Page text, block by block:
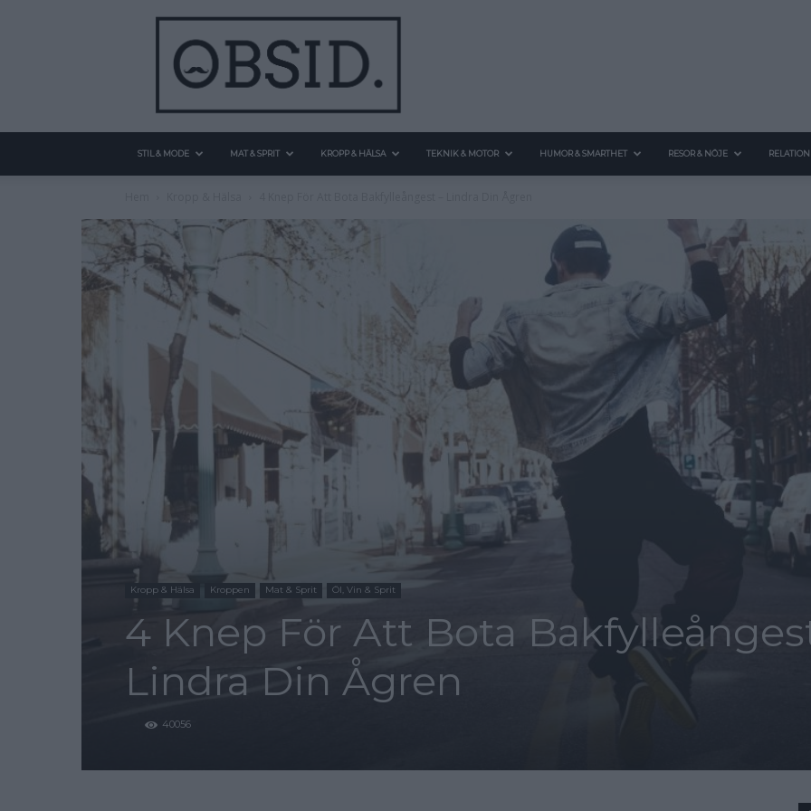
STIL & MODE MAT & SPRIT KROPP & HÄLSA TEKNIK & MOTOR HUMOR & SMARTHET RESOR & NÖJE
Kropp & Hälsa Kroppen Mat & Sprit Öl, Vin & Sprit
4 Knep För Att Bota
Lindra Din Ågren
40056